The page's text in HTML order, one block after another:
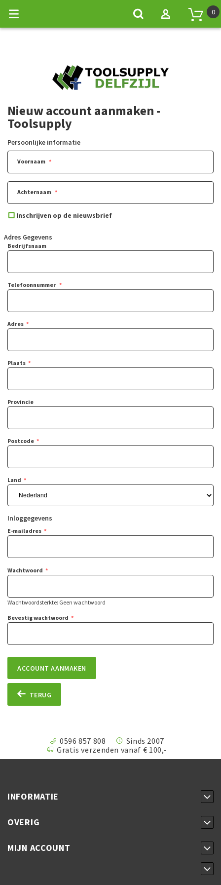
0
Nieuw account aanmaken -
Toolsupply
Persoonlijke informatie
Voornaam
Achternaam
Inschrijven op de nieuwsbrief
Adres Gegevens
Bedrijfsnaam
Telefoonnummer
Adres
Plaats
Provincie
Postcode
Land
Inloggegevens
E-mailadres
Wachtwoord
Wachtwoordsterkte: Geen wachtwoord
Bevestig wachtwoord
ACCOUNT AANMAKEN
TERUG
0596 857 808
Sinds 2007
Gratis verzenden vanaf € 100,-
INFORMATIE
OVERIG
MIJN ACCOUNT